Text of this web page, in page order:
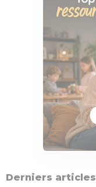
Derniers articles